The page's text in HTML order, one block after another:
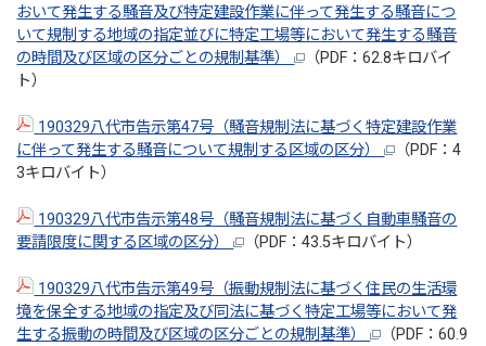
おいて発生する騒音及び特定建設作業に伴って発生する騒音につ
いて規制する地域の指定並びに特定工場等において発生する騒音
の時間及び区域の区分ごとの規制基準）
（PDF：62.8キロバイ
ト）
190329八代市告示第47号（騒音規制法に基づく特定建設作業
に伴って発生する騒音について規制する区域の区分）
（PDF：4
3キロバイト）
190329八代市告示第48号（騒音規制法に基づく自動車騒音の
要請限度に関する区域の区分）
（PDF：43.5キロバイト）
190329八代市告示第49号（振動規制法に基づく住民の生活環
境を保全する地域の指定及び同法に基づく特定工場等において発
生する振動の時間及び区域の区分ごとの規制基準）
（PDF：60.9